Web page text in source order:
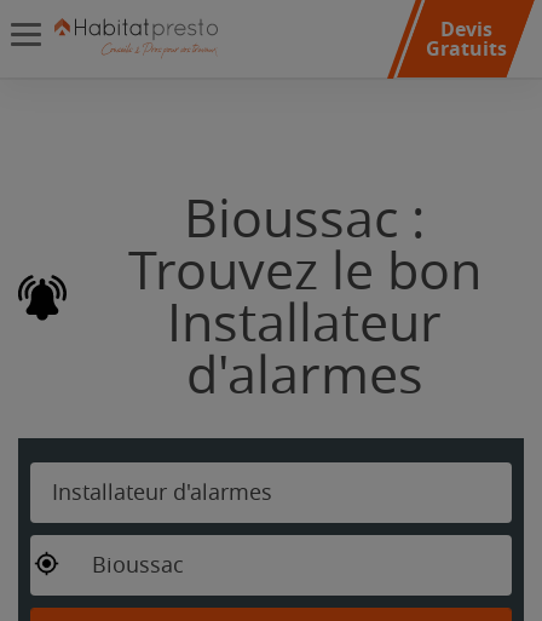
Devis
Gratuits
Bioussac :
Trouvez le bon
Installateur
d'alarmes
Installateur d'alarmes
Bioussac